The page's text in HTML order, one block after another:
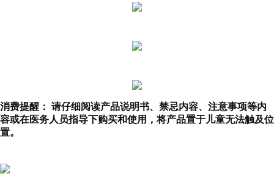
消费提醒： 请仔细阅读产品说明书、禁忌内容、注意事项等内
容或在医务人员指导下购买和使用，将产品置于儿童无法触及位
置。